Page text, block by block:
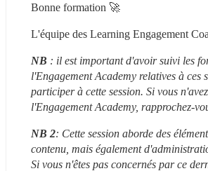
Bonne formation 🚀
L'équipe des Learning Engagement
NB : il est important d'avoir suivi les
l'Engagement Academy relatives à ces
participer à cette session. Si vous
l'Engagement Academy, rapprochez-
NB 2: Cette session aborde des
contenu, mais également
Si vous n'êtes pas concernés par ce